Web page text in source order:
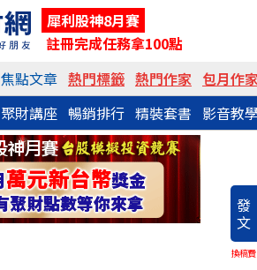
犀利股神8月賽
註冊完成任務拿100點
焦點文章 熱門標籤 熱門作家 包月作
聚財講座 暢銷排行 精裝套書 影音教
發
文
換稿費